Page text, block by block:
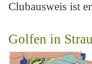
Clubausweis ist
Golfen in